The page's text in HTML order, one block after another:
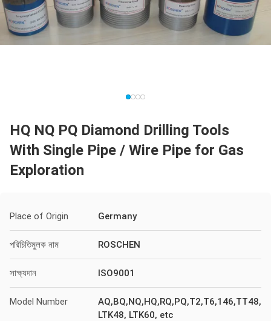
HQ NQ PQ Diamond Drilling Tools
With Single Pipe / Wire Pipe for Gas
Exploration
Place of Origin Germany
পরিচিতিমুলক নাম ROSCHEN
সাক্ষ্যদান ISO9001
Model Number
AQ,BQ,NQ,HQ,RQ,PQ,T2,T6,146,TT48,
LTK48, LTK60, etc